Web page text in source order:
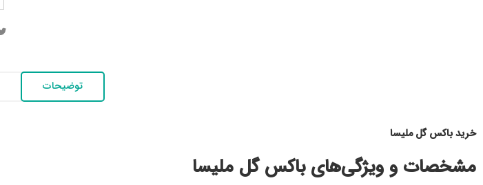
توضیحات
خرید باکس گل ملیسا
مشخصات و ویژگی‌های باکس گل ملیسا